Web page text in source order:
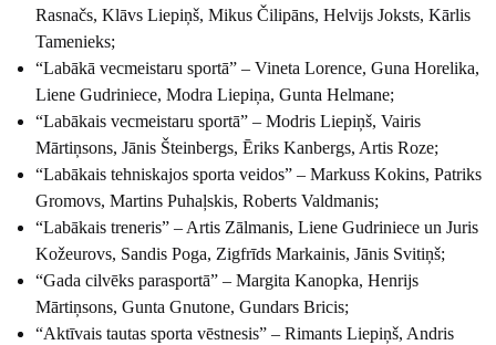
Rasnačs, Klāvs Liepiņš, Mikus Čilipāns, Helvijs Joksts, Kārlis
Tamenieks;
“Labākā vecmeistaru sportā” – Vineta Lorence, Guna Horelika,
Liene Gudriniece, Modra Liepiņa, Gunta Helmane;
“Labākais vecmeistaru sportā” – Modris Liepiņš, Vairis
Mārtiņsons, Jānis Šteinbergs, Ēriks Kanbergs, Artis Roze;
“Labākais tehniskajos sporta veidos” – Markuss Kokins, Patriks
Gromovs, Martins Puhaļskis, Roberts Valdmanis;
“Labākais treneris” – Artis Zālmanis, Liene Gudriniece un Juris
Kožeurovs, Sandis Poga, Zigfrīds Markainis, Jānis Svitiņš;
“Gada cilvēks parasportā” – Margita Kanopka, Henrijs
Mārtiņsons, Gunta Gnutone, Gundars Bricis;
“Aktīvais tautas sporta vēstnesis” – Rimants Liepiņš, Andris